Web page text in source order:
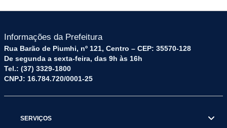
Informações da Prefeitura
Rua Barão de Piumhi, nº 121, Centro – CEP: 35570-128
De segunda a sexta-feira, das 9h às 16h
Tel.: (37) 3329-1800
CNPJ: 16.784.720/0001-25
SERVIÇOS